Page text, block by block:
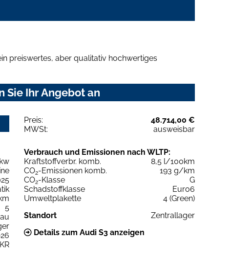
preiswertes, aber qualitativ hochwertiges
Sie Ihr Angebot an
Preis:
48.714,00 €
MWSt:
ausweisbar
5
Verbrauch und Emissionen nach WLTP:
Kraftstoffverbr. komb.
8,5 l/100km
CO2-Emissionen komb.
193 g/km
CO2-Klasse
G
Schadstoffklasse
Euro6
Umweltplakette
4 (Green)
Standort
Zentrallager
Details zum Audi S3 anzeigen